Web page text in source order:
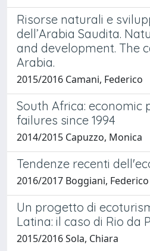
Risorse naturali e
dell’Arabia Saudita.
and development. The
Arabia.
2015/2016 Camani, Federico
South Africa: economic
failures since 1994
2014/2015 Capuzzo, Monica
Tendenze recenti
2016/2017 Boggiani, Federico
Un progetto di
Latina: il caso di Rio da
2015/2016 Sola, Chiara